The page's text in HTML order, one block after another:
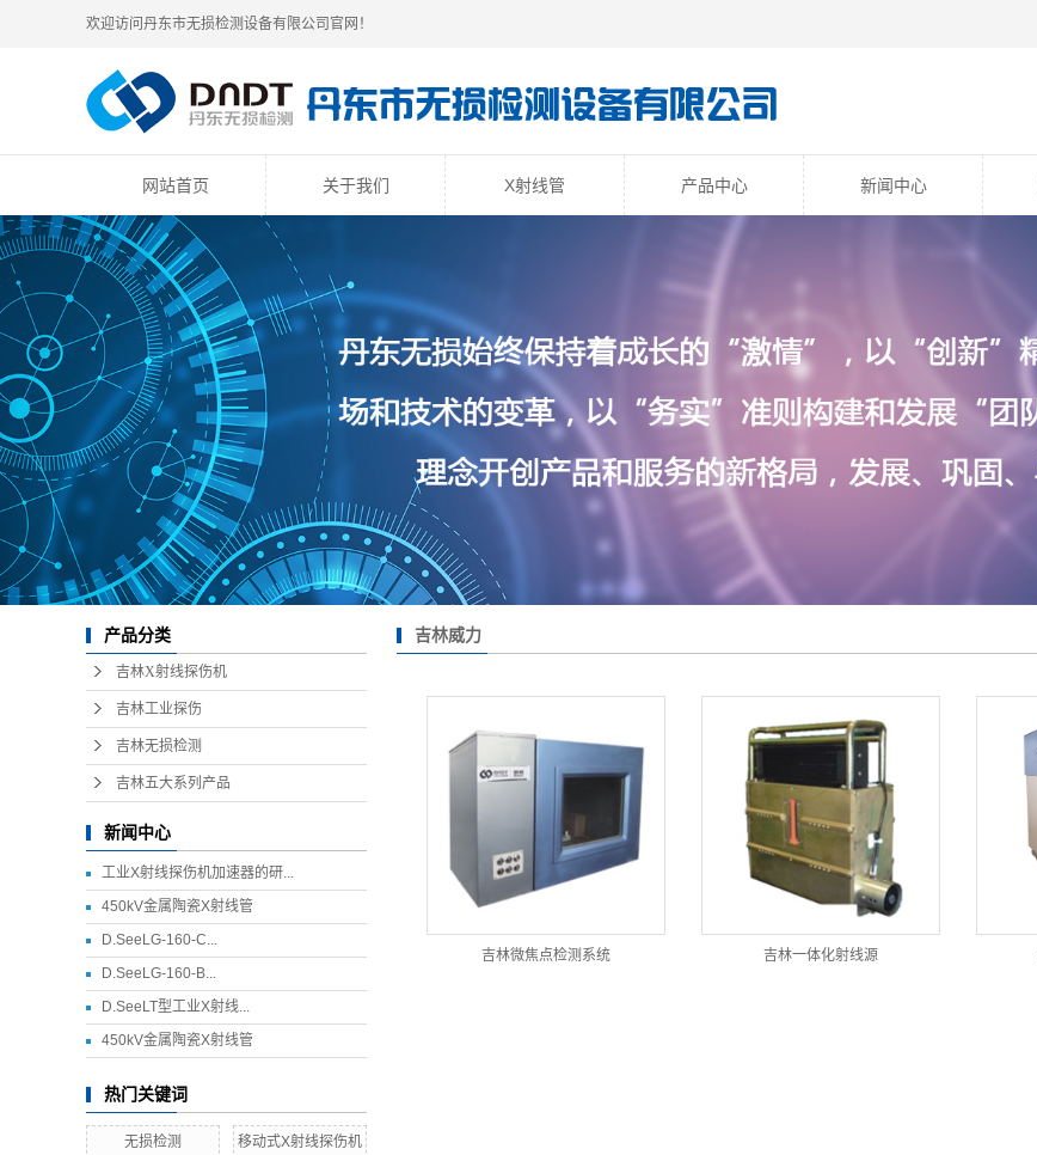
欢迎访问丹东市无损检测设备有限公司官网！
网站首页 关于我们 X射线管 产品中心 新闻中心
产品分类
吉林X射线探伤机
吉林工业探伤
吉林无损检测
吉林五大系列产品
新闻中心
工业X射线探伤机加速器的研...
450kV金属陶瓷X射线管
D.SeeLG-160-C...
D.SeeLG-160-B...
D.SeeLT型工业X射线...
450kV金属陶瓷X射线管
热门关键词
无损检测 移动式X射线探伤机
吉林威力
吉林微焦点检测系统 吉林一体化射线源